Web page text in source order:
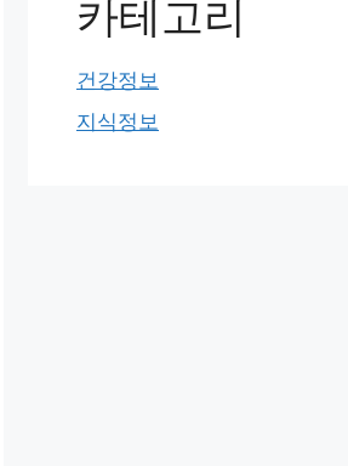
카테고리
건강정보
지식정보